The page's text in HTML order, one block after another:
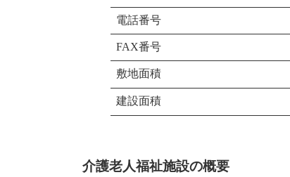
電話番号
FAX番号
敷地面積
建設面積
介護老人福祉施設の概要